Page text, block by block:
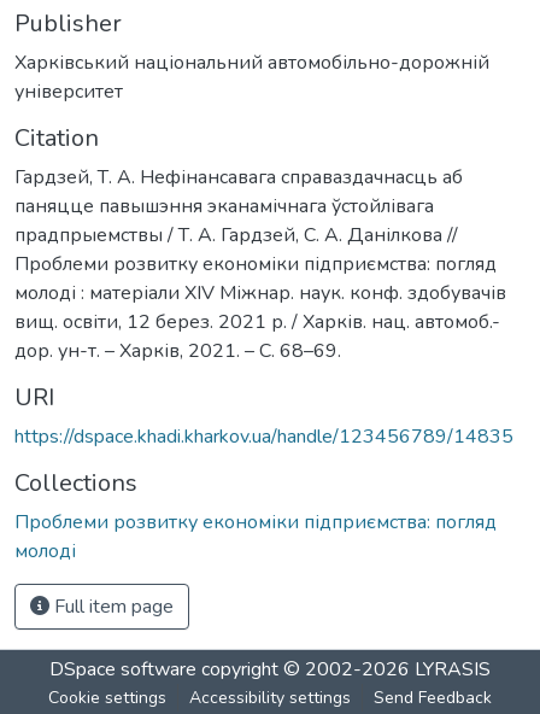
Publisher
Харківський національний автомобільно-дорожній
університет
Citation
Гардзей, Т. А. Нефінансавага справаздачнасць аб
паняцце павышэння эканамічнага ўстойлівага
прадпрыемствы / Т. А. Гардзей, С. А. Данілкова //
Проблеми розвитку економіки підприємства: погляд
молоді : матеріали XIV Міжнар. наук. конф. здобувачів
вищ. освіти, 12 берез. 2021 р. / Харків. нац. автомоб.-
дор. ун-т. – Харків, 2021. – С. 68–69.
URI
https://dspace.khadi.kharkov.ua/handle/123456789/14835
Collections
Проблеми розвитку економіки підприємства: погляд
молоді
Full item page
DSpace software copyright © 2002-2026 LYRASIS
Cookie settings Accessibility settings Send Feedback